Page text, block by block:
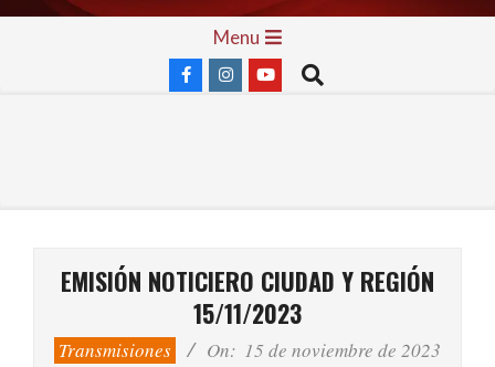
Skip
Menu
Search
EMISIÓN NOTICIERO CIUDAD Y REGIÓN
15/11/2023
Transmisiones On: 15 de noviembre de 2023